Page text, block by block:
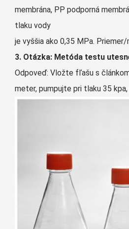
membrána, PP podporná
tlaku vody
je vyššia ako 0,35 MPa. Priemer/
3. Otázka: Metóda testu
Odpoveď: Vložte fľašu s
meter, pumpujte pri tlaku 35